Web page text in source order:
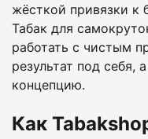
жёсткой привязки к
Табак для
работать с чистым
результат под себя,
концепцию.
Как